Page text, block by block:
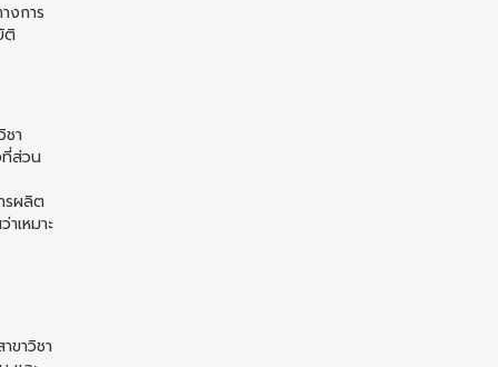
งการ
ติ
ชา
ที่ส่วน
รผลิต
เหมาะ
ขาวิชา